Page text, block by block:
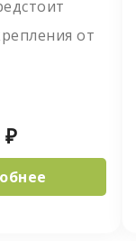
от
₽